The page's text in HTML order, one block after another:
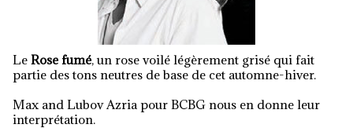
Le Rose fumé, un rose voilé légèrement grisé qui fait
partie des tons neutres de base de cet automne-hiver.
Max and Lubov Azria pour BCBG nous en donne leur
interprétation.